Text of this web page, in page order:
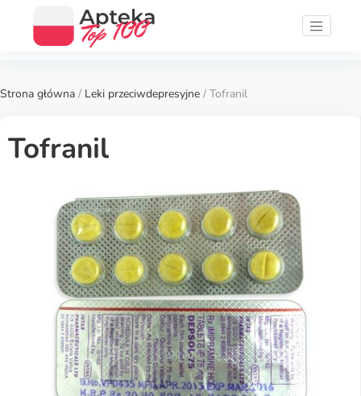
Strona główna / Leki przeciwdepresyjne / Tofranil
Tofranil